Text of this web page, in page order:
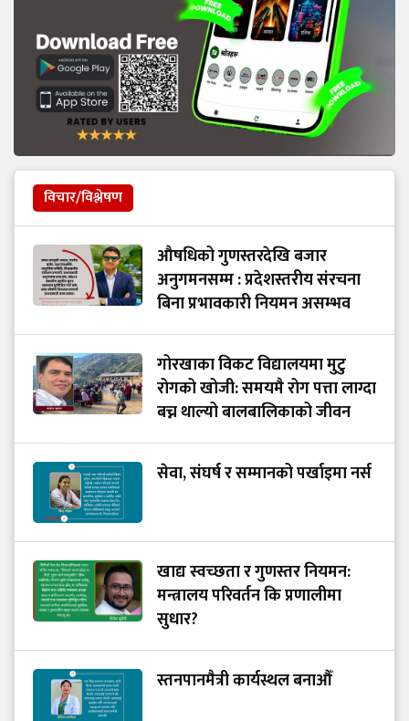
विचार/विश्लेषण
औषधिको गुणस्तरदेखि बजार
अनुगमनसम्म : प्रदेशस्तरीय संरचना
बिना प्रभावकारी नियमन असम्भव
गोरखाका विकट विद्यालयमा मुटु
रोगको खोजी: समयमै रोग पत्ता लाग्दा
बच्न थाल्यो बालबालिकाको जीवन
सेवा, संघर्ष र सम्मानको पर्खाइमा नर्स
खाद्य स्वच्छता र गुणस्तर नियमन:
मन्त्रालय परिवर्तन कि प्रणालीमा
सुधार?
स्तनपानमैत्री कार्यस्थल बनाऔँ